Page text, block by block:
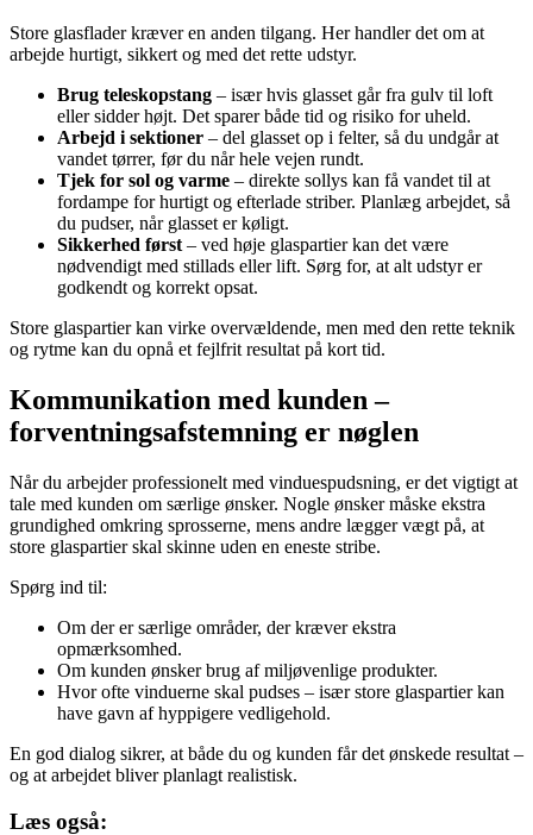
Store glasflader kræver en anden tilgang. Her handler det om at
arbejde hurtigt, sikkert og med det rette udstyr.
Brug teleskopstang – især hvis glasset går fra gulv til loft
eller sidder højt. Det sparer både tid og risiko for uheld.
Arbejd i sektioner – del glasset op i felter, så du undgår at
vandet tørrer, før du når hele vejen rundt.
Tjek for sol og varme – direkte sollys kan få vandet til at
fordampe for hurtigt og efterlade striber. Planlæg arbejdet, så
du pudser, når glasset er køligt.
Sikkerhed først – ved høje glaspartier kan det være
nødvendigt med stillads eller lift. Sørg for, at alt udstyr er
godkendt og korrekt opsat.
Store glaspartier kan virke overvældende, men med den rette teknik
og rytme kan du opnå et fejlfrit resultat på kort tid.
Kommunikation med kunden –
forventningsafstemning er nøglen
Når du arbejder professionelt med vinduespudsning, er det vigtigt at
tale med kunden om særlige ønsker. Nogle ønsker måske ekstra
grundighed omkring sprosserne, mens andre lægger vægt på, at
store glaspartier skal skinne uden en eneste stribe.
Spørg ind til:
Om der er særlige områder, der kræver ekstra
opmærksomhed.
Om kunden ønsker brug af miljøvenlige produkter.
Hvor ofte vinduerne skal pudses – især store glaspartier kan
have gavn af hyppigere vedligehold.
En god dialog sikrer, at både du og kunden får det ønskede resultat –
og at arbejdet bliver planlagt realistisk.
Læs også: